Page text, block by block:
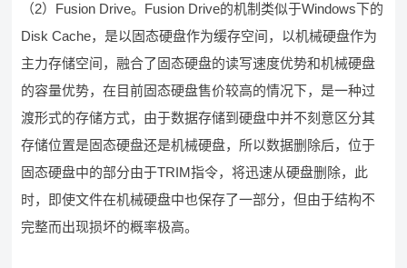
（2）Fusion Drive。Fusion Drive的机制类似于Windows下的
Disk Cache，是以固态硬盘作为缓存空间，以机械硬盘作为
主力存储空间，融合了固态硬盘的读写速度优势和机械硬盘
的容量优势，在目前固态硬盘售价较高的情况下，是一种过
渡形式的存储方式，由于数据存储到硬盘中并不刻意区分其
存储位置是固态硬盘还是机械硬盘，所以数据删除后，位于
固态硬盘中的部分由于TRIM指令，将迅速从硬盘删除，此
时，即使文件在机械硬盘中也保存了一部分，但由于结构不
完整而出现损坏的概率极高。